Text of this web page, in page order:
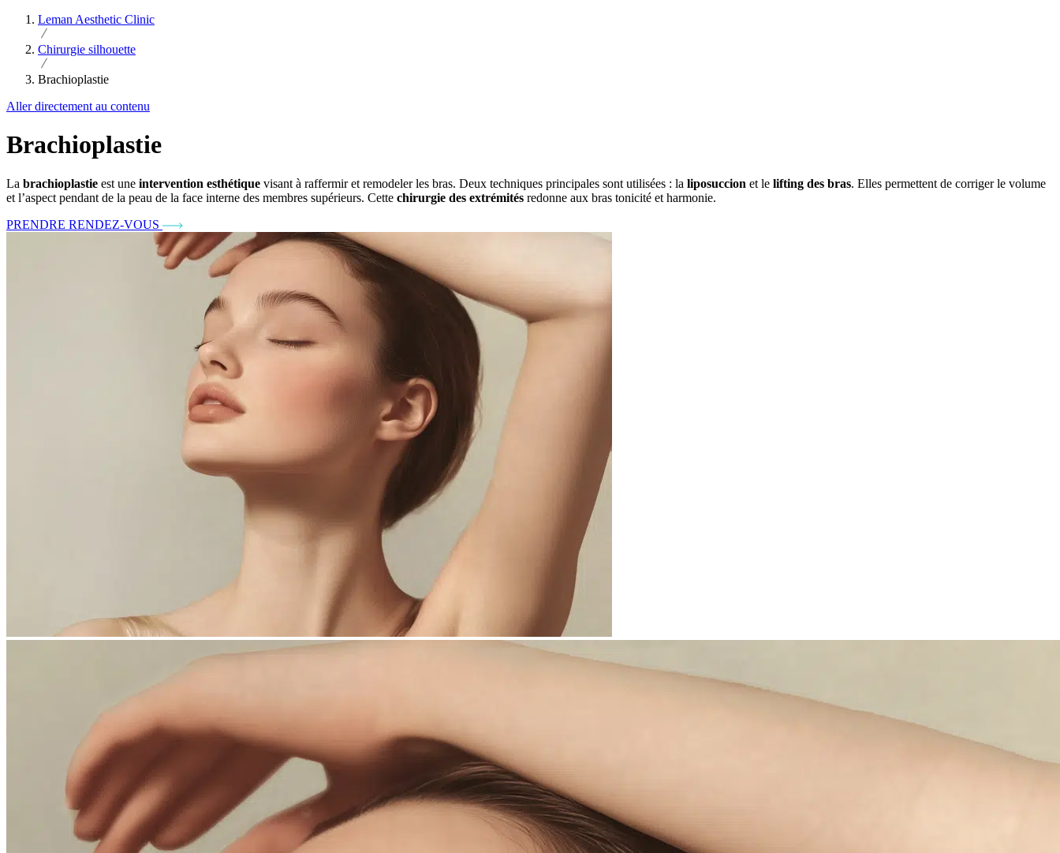
Leman Aesthetic Clinic
Chirurgie silhouette
Brachioplastie
Aller directement au contenu
Brachioplastie
La brachioplastie est une intervention esthétique visant à raffermir et remodeler les bras. Deux techniques principales sont utilisées : la liposuccion et le lifting des bras. Elles permettent de corriger le volume
et l’aspect pendant de la peau de la face interne des membres supérieurs. Cette chirurgie des extrémités redonne aux bras tonicité et harmonie.
PRENDRE RENDEZ-VOUS